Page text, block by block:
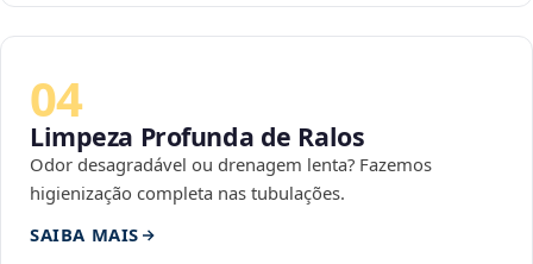
04
Limpeza Profunda de Ralos
Odor desagradável ou drenagem lenta? Fazemos
higienização completa nas tubulações.
SAIBA MAIS